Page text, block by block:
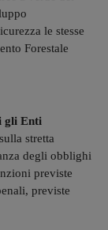
le stesse
Forestale
gli Enti
stretta
degli obblighi
previste
previste